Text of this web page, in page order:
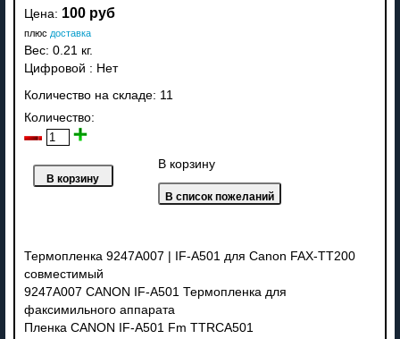
Цена: 100 руб
плюс доставка
Вес: 0.21 кг.
Цифровой : Нет
Количество на складе: 11
Количество:
В корзину
Термопленка 9247A007 | IF-A501 для Canon FAX-TT200
совместимый
9247A007 CANON IF-A501 Термопленка для
факсимильного аппарата
Пленка CANON IF-A501 Fm TTRCA501